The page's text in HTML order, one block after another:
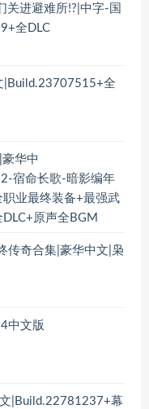
关进避难所!?|中字-国
全DLC
|Build.23707515+全
华中
宿命长歌-暗影编年
业最终装备+最强武
原声全BGM
传奇合集|豪华中文|枭
中文版
|Build.22781237+幕